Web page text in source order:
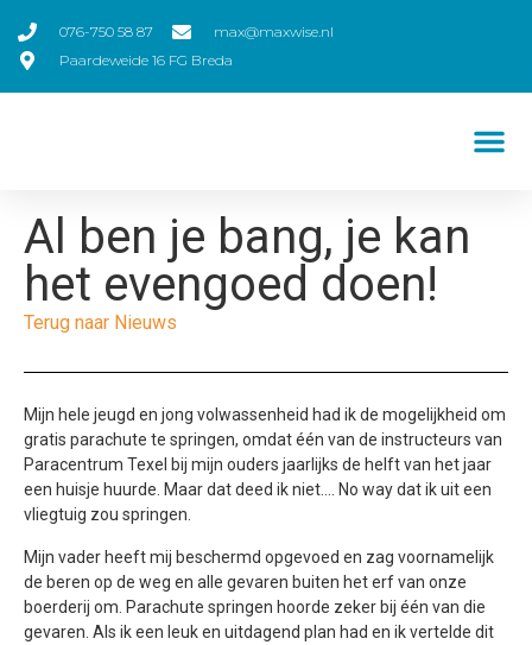
076-750 58 87
max@maxwise.nl
Paardeweide 16 FG Breda
Al ben je bang, je kan
het evengoed doen!
Terug naar Nieuws
Mijn hele jeugd en jong volwassenheid had ik de mogelijkheid om
gratis parachute te springen, omdat één van de instructeurs van
Paracentrum Texel bij mijn ouders jaarlijks de helft van het jaar
een huisje huurde. Maar dat deed ik niet…. No way dat ik uit een
vliegtuig zou springen.
Mijn vader heeft mij beschermd opgevoed en zag voornamelijk
de beren op de weg en alle gevaren buiten het erf van onze
boerderij om. Parachute springen hoorde zeker bij één van die
gevaren. Als ik een leuk en uitdagend plan had en ik vertelde dit